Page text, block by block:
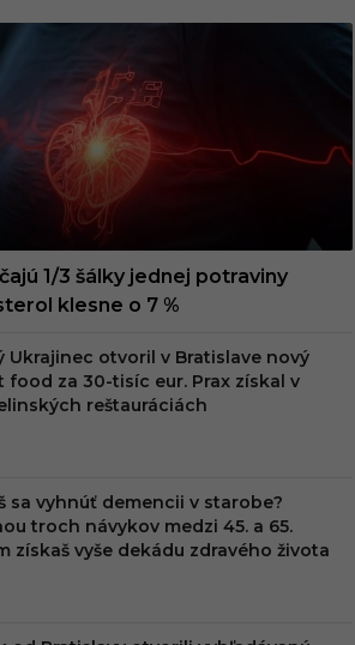
1/3 šálky jednej potraviny
klesne o 7 %
Ukrajinec otvoril v Bratislave nový
food za 30-tisíc eur. Prax získal v
reštauráciách
sa vyhnúť demencii v starobe?
troch návykov medzi 45. a 65.
získaš vyše dekádu zdravého života